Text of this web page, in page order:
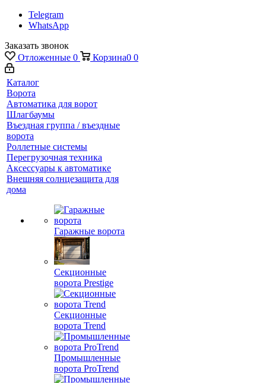
Telegram
WhatsApp
Заказать звонок
Отложенные 0 Корзина0 0
Каталог
Ворота
Автоматика для ворот
Шлагбаумы
Въездная группа / въездные
ворота
Роллетные системы
Перегрузочная техника
Аксессуары к автоматике
Внешняя солнцезащита для
дома
Гаражные ворота
Секционные
ворота Prestige
Секционные
ворота Trend
Промышленные
ворота ProTrend